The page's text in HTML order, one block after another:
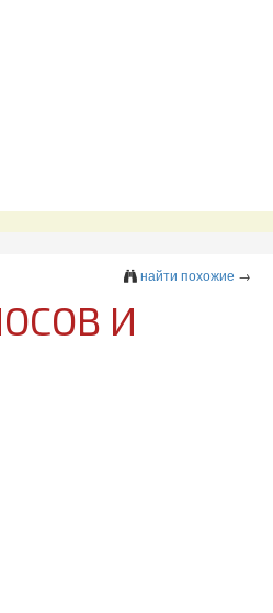
найти похожие →
И